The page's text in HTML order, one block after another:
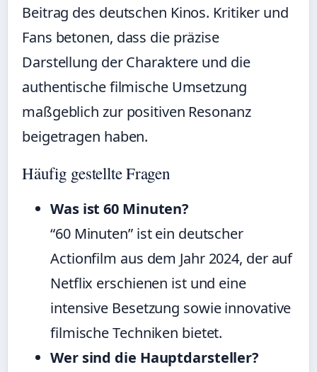
Beitrag des deutschen Kinos. Kritiker und
Fans betonen, dass die präzise
Darstellung der Charaktere und die
authentische filmische Umsetzung
maßgeblich zur positiven Resonanz
beigetragen haben.
Häufig gestellte Fragen
Was ist 60 Minuten?
“60 Minuten” ist ein deutscher
Actionfilm aus dem Jahr 2024, der auf
Netflix erschienen ist und eine
intensive Besetzung sowie innovative
filmische Techniken bietet.
Wer sind die Hauptdarsteller?